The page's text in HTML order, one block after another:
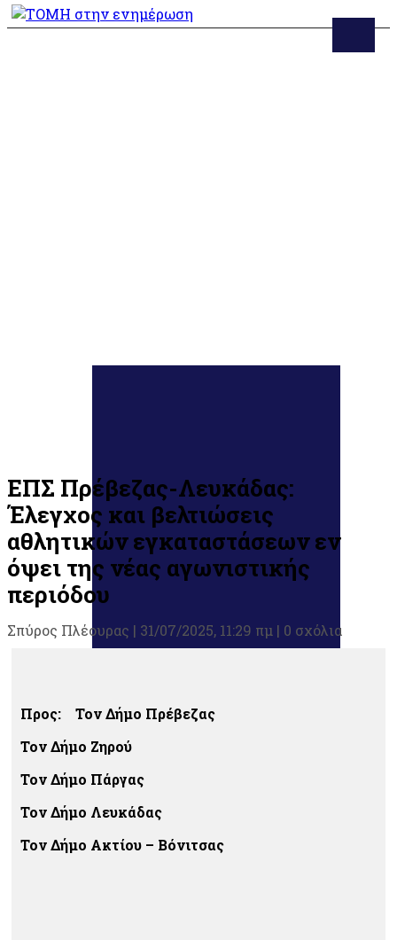
ΕΠΣ Πρέβεζας-Λευκάδας:
Έλεγχος και βελτιώσεις
αθλητικών εγκαταστάσεων εν
όψει της νέας αγωνιστικής
περιόδου
Σπύρος Πλέουρας | 31/07/2025, 11:29 πμ | 0 σχόλια
Προς: Τον Δήμο Πρέβεζας
Τον Δήμο Ζηρού
Τον Δήμο Πάργας
Τον Δήμο Λευκάδας
Τον Δήμο Ακτίου – Βόνιτσας